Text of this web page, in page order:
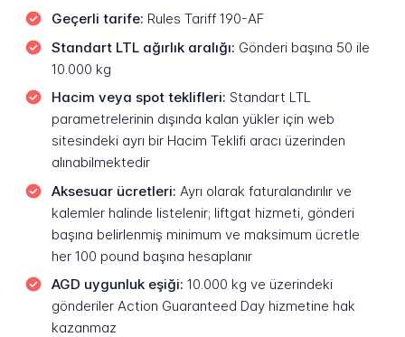
Geçerli tarife: Rules Tariff 190-AF
Standart LTL ağırlık aralığı: Gönderi başına 50 ile
10.000 kg
Hacim veya spot teklifleri: Standart LTL
parametrelerinin dışında kalan yükler için web
sitesindeki ayrı bir Hacim Teklifi aracı üzerinden
alınabilmektedir
Aksesuar ücretleri: Ayrı olarak faturalandırılır ve
kalemler halinde listelenir; liftgat hizmeti, gönderi
başına belirlenmiş minimum ve maksimum ücretle
her 100 pound başına hesaplanır
AGD uygunluk eşiği: 10.000 kg ve üzerindeki
gönderiler Action Guaranteed Day hizmetine hak
kazanmaz